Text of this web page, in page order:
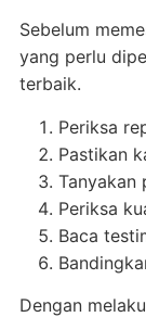
Sebelum
yang perlu
terbaik.
Periksa
Pastikan
Tanyakan
Periksa
Baca
Dengan